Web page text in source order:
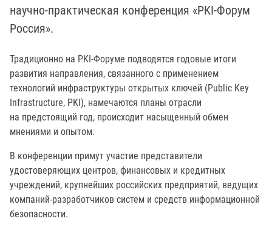
научно-практическая конференция «PKI-Форум
Россия».
Традиционно на PKI-Форуме подводятся годовые итоги
развития направления, связанного с применением
технологий инфраструктуры открытых ключей (Public Key
Infrastructure, PKI), намечаются планы отрасли
на предстоящий год, происходит насыщенный обмен
мнениями и опытом.
В конференции примут участие представители
удостоверяющих центров, финансовых и кредитных
учреждений, крупнейших российских предприятий, ведущих
компаний-разработчиков систем и средств информационной
безопасности.